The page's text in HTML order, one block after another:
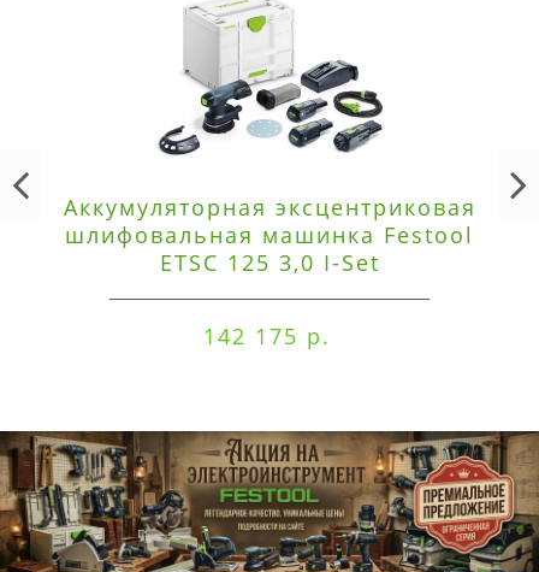
Аккумуляторная эксцентриковая
шлифовальная машинка Festool
ETSC 125 3,0 I-Set
142 175 р.